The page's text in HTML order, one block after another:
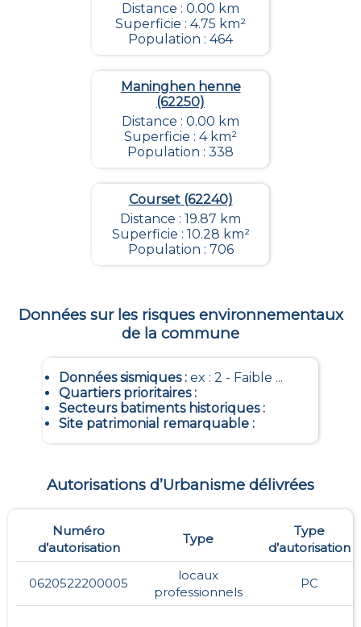
Distance : 0.00 km
Superficie : 4.75 km²
Population : 464
Maninghen henne
(62250)
Distance : 0.00 km
Superficie : 4 km²
Population : 338
Courset (62240)
Distance : 19.87 km
Superficie : 10.28 km²
Population : 706
Données sur les risques environnementaux
de la commune
Données sismiques: ex : 2 - Faible ...
Quartiers prioritaires:
Secteurs batiments historiques:
Site patrimonial remarquable:
Autorisations d’Urbanisme délivrées
Numéro
d’autorisation
Type
Type
d’autorisation
0620522200005
locaux
professionnels
PC